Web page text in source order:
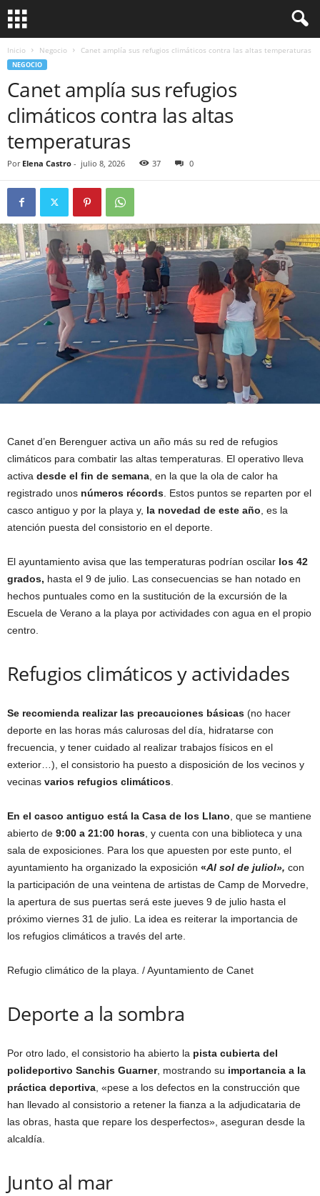
Inicio Negocio Canet amplía sus refugios climáticos contra las altas temperaturas
NEGOCIO
Canet amplía sus refugios
climáticos contra las altas
temperaturas
Por Elena Castro - julio 8, 2026 37 0
Canet d’en Berenguer activa un año más su red de refugios
climáticos para combatir las altas temperaturas. El operativo lleva
activa desde el fin de semana , en la que la ola de calor ha
registrado unos números récords . Estos puntos se reparten por el
casco antiguo y por la playa y, la novedad de este año , es la
atención puesta del consistorio en el deporte.
El ayuntamiento avisa que las temperaturas podrían oscilar los 42
grados, hasta el 9 de julio. Las consecuencias se han notado en
hechos puntuales como en la sustitución de la excursión de la
Escuela de Verano a la playa por actividades con agua en el propio
centro.
Refugios climáticos y actividades
Se recomienda realizar las precauciones básicas (no hacer
deporte en las horas más calurosas del día, hidratarse con
frecuencia, y tener cuidado al realizar trabajos físicos en el
exterior…), el consistorio ha puesto a disposición de los vecinos y
vecinas varios refugios climáticos
En el casco antiguo está la Casa de los Llano , que se mantiene
abierto de 9:00 a 21:00 horas , y cuenta con una biblioteca y una
sala de exposiciones. Para los que apuesten por este punto, el
ayuntamiento ha organizado la exposición «Al sol de juliol», con
la participación de una veintena de artistas de Camp de Morvedre,
la apertura de sus puertas será este jueves 9 de julio hasta el
próximo viernes 31 de julio. La idea es reiterar la importancia de
los refugios climáticos a través del arte.
Refugio climático de la playa. / Ayuntamiento de Canet
Deporte a la sombra
Por otro lado, el consistorio ha abierto la pista cubierta del
polideportivo Sanchis Guarner, mostrando su importancia a la
práctica deportiva , «pese a los defectos en la construcción que
han llevado al consistorio a retener la fianza a la adjudicataria de
las obras, hasta que repare los desperfectos», aseguran desde la
alcaldía.
Junto al mar